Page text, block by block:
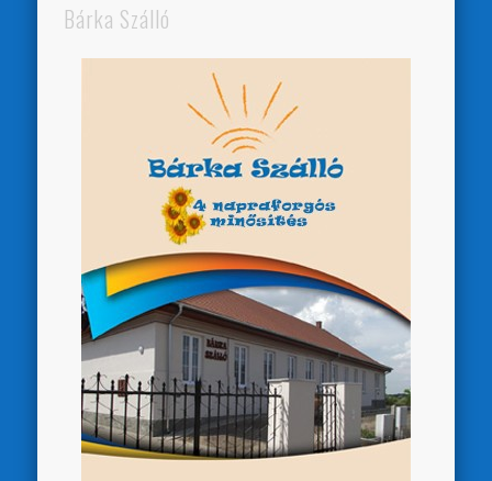
Bárka Szálló